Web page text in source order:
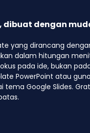
dibuat dengan
yang dirancang
dalam hitungan
pada ide, bukan
PowerPoint atau
tema Google Slides.